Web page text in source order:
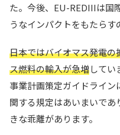
た。今後、EU-REDIIIは国
うなインパクトをもたらす
日本ではバイオマス発電
ス燃料の輸入が急増してい
事業計画策定ガイドライ
関する規定はあいまいで
きな乖離があります。